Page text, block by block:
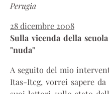
Perugia
28 dicembre 2008
Sulla vicenda della
"nuda"
A seguito del mio
Itas-Itcg, vorrei sapere